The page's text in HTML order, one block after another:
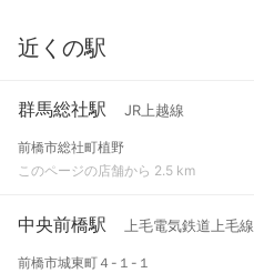
近くの駅
群馬総社駅 JR上越線
前橋市総社町植野
このページの店舗から 2.5 km
中央前橋駅 上毛電気鉄道上毛線
前橋市城東町４-１-１